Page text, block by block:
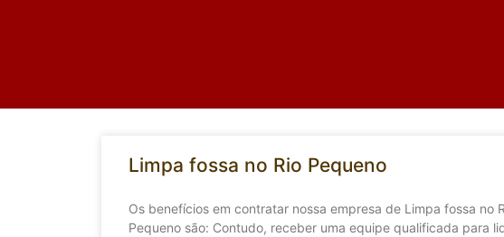
Limpa fossa no Rio Pequeno
Os benefícios em contratar nossa empresa de Limpa fossa no
Pequeno são: Contudo, receber uma equipe qualificada para